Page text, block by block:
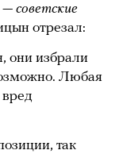
советские
отрезал:
они избрали
Любая
так